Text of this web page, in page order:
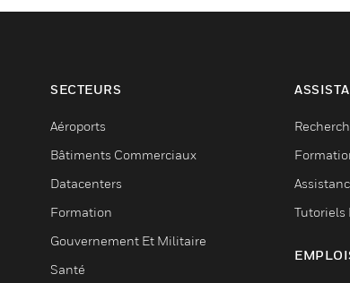
SECTEURS
Aéroports
Bâtiments Commerciaux
Datacenters
Formation
Gouvernement Et Militaire
Santé
Tutoriels